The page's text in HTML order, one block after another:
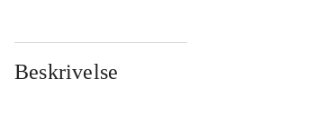
Beskrivelse